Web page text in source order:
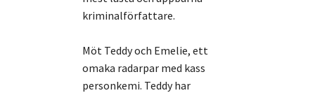
kriminalförfattare.
Möt Teddy och Emelie, ett
omaka radarpar med kass
personkemi. Teddy har